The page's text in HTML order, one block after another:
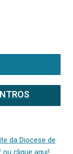
da Diocese de
clique aqui!